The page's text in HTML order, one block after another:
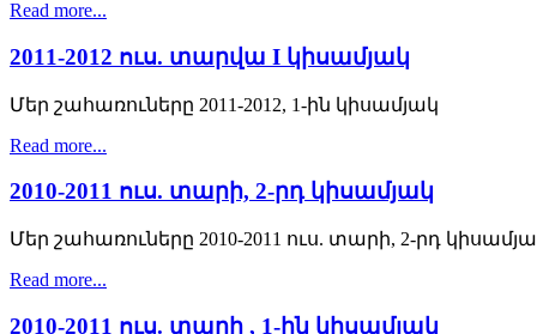
Read more...
2011-2012 ուս. տարվա I կիսամյակ
Մեր շահառուները 2011-2012, 1-ին կիսամյակ
Read more...
2010-2011 ուս. տարի, 2-րդ կիսամյակ
Մեր շահառուները 2010-2011 ուս. տարի, 2-րդ
Read more...
2010-2011 ուս. տարի , 1-ին կիսամյակ